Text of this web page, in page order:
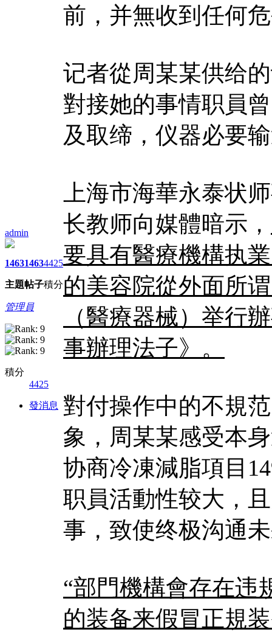
admin
1463
主題
1463
帖子
4425
積分
管理員
積分
4425
發消息
前，并無收到任何
记者從周某某供给
對接她的事情职員
及取缔，仪器必要
上海市海華永泰状
长教师向媒體暗示，
要具有醫療機構执
的美容院從外面所
（醫療器械）举行
事辦理法子》。
對付操作中的不規
象，周某某感受本
协商冷凍減脂項目
职員活動性较大，
事，致使终极沟通
“部門機構會存在违
的装备来假冒正規